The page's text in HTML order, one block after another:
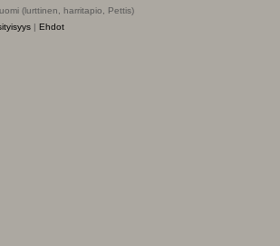
(lurttinen, harritapio, Pettis)
| Ehdot